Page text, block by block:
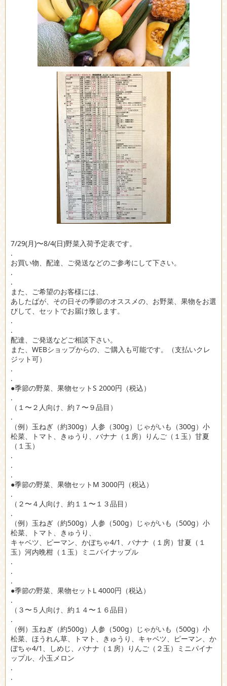
7/29(月)〜8/4(日)野菜入荷予定表です。
.
お買い物、配達、ご発送などのご参考にして下さい。
.
.
また、ご希望のお客様には、
あしたばが、その日その季節のオススメの、お野菜、果物をお選
びして、セットでお届け致します。
.
.
配達、ご発送などご相談下さい。
また、WEBショップからの、ご購入も可能です。（支払いクレ
ジット可）
.
.
●季節の野菜、果物セットS 2000円（税込）
.
（１〜２人向け、約７〜９品目）
.
（例）玉ねぎ（約300g）人参（300g）じゃがいも（300g）小
松菜、トマト、きゅうり、バナナ（１房）りんご（１玉）甘夏
（１玉）
.
.
.
●季節の野菜、果物セットM 3000円（税込）
.
（２〜４人向け、約１１〜１３品目）
.
（例）玉ねぎ（約500g）人参（500g）じゃがいも（500g）小
松菜、トマト、きゅうり、
キャベツ、ピーマン、かぼちゃ4/1、バナナ（１房）甘夏（１
玉）河内晩柑（１玉）ミニパイナップル
.
.
.
●季節の野菜、果物セットL 4000円（税込）
.
（３〜５人向け、約１４〜１６品目）
.
（例）玉ねぎ（約500g）人参（500g）じゃがいも（500g）小
松菜、ほうれん草、トマト、きゅうり、キャベツ、ピーマン、か
ぼちゃ4/1、しめじ、バナナ（１房）りんご（２玉）ミニパイナ
ップル、小玉メロン
.
.